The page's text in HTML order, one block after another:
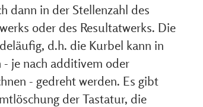
dann in der Stellenzahl des
oder des Resultatwerks. Die
d.h. die Kurbel kann in
- je nach additivem oder
- gedreht werden. Es gibt
der Tastatur, die